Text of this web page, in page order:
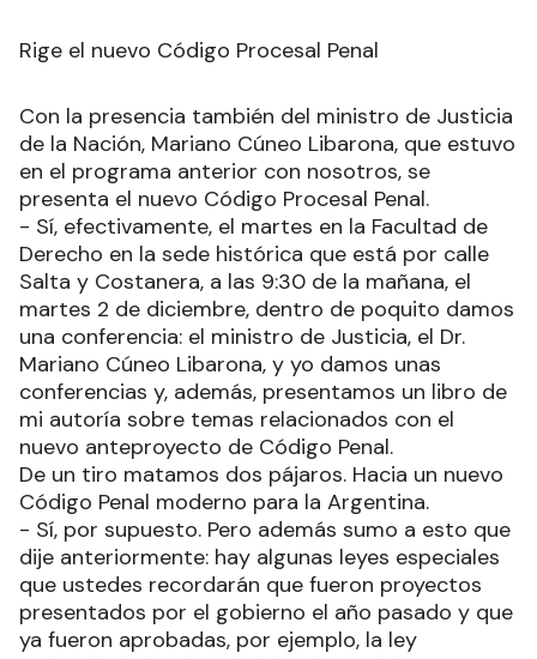
Rige el nuevo Código Procesal Penal
Con la presencia también del ministro de Justicia
de la Nación, Mariano Cúneo Libarona, que estuvo
en el programa anterior con nosotros, se
presenta el nuevo Código Procesal Penal.
- Sí, efectivamente, el martes en la Facultad de
Derecho en la sede histórica que está por calle
Salta y Costanera, a las 9:30 de la mañana, el
martes 2 de diciembre, dentro de poquito damos
una conferencia: el ministro de Justicia, el Dr.
Mariano Cúneo Libarona, y yo damos unas
conferencias y, además, presentamos un libro de
mi autoría sobre temas relacionados con el
nuevo anteproyecto de Código Penal.
De un tiro matamos dos pájaros. Hacia un nuevo
Código Penal moderno para la Argentina.
- Sí, por supuesto. Pero además sumo a esto que
dije anteriormente: hay algunas leyes especiales
que ustedes recordarán que fueron proyectos
presentados por el gobierno el año pasado y que
ya fueron aprobadas, por ejemplo, la ley